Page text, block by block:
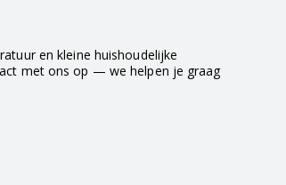
en kleine huishoudelijke
met ons op — we helpen je graag